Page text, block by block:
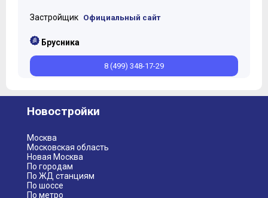
Застройщик Официальный сайт
Брусника
8 (499) 348-17-29
Новостройки
Москва
Московская область
Новая Москва
По городам
По ЖД станциям
По шоссе
По метро